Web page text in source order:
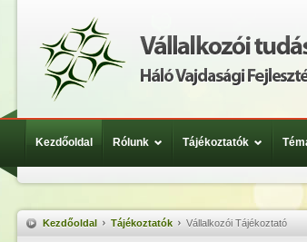
Kezdőoldal Rólunk Tájékoztatók
Kezdőoldal Tájékoztatók Vállalkozói Tájékoztató